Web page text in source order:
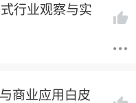
行业观察与实
商业应用白皮